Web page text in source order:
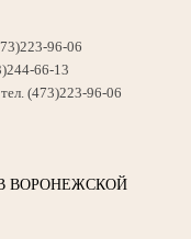
96-06
66-13
(473)223-96-06
ВОРОНЕЖСКОЙ